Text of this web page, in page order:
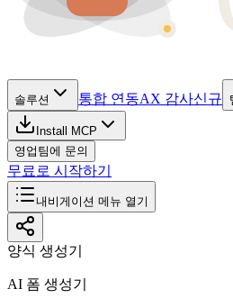
솔루션 통합 연동AX 감사신규
Install MCP
영업팀에 문의
무료로 시작하기
내비게이션 메뉴 열기
양식 생성기
AI 폼 생성기